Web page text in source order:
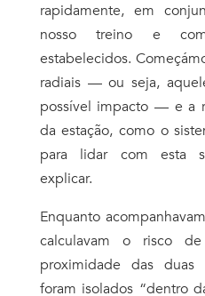
rapidamente, em
nosso treino e
estabelecidos. Começá
radiais — ou seja,
possível impacto — e a
da estação, como o
para lidar com esta
explicar.
Enquanto
calculavam o risco
proximidade das duas
foram isolados “dentro